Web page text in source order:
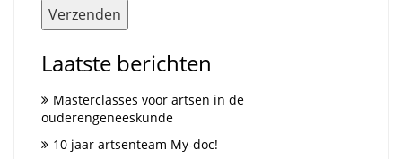
Laatste berichten
Masterclasses voor artsen in de
ouderengeneeskunde
10 jaar artsenteam My-doc!